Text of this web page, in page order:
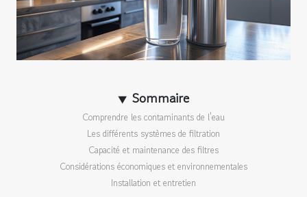
Sommaire
Comprendre les contaminants de l'eau
Les différents systèmes de filtration
Capacité et maintenance des filtres
Considérations économiques et environnementales
Installation et entretien